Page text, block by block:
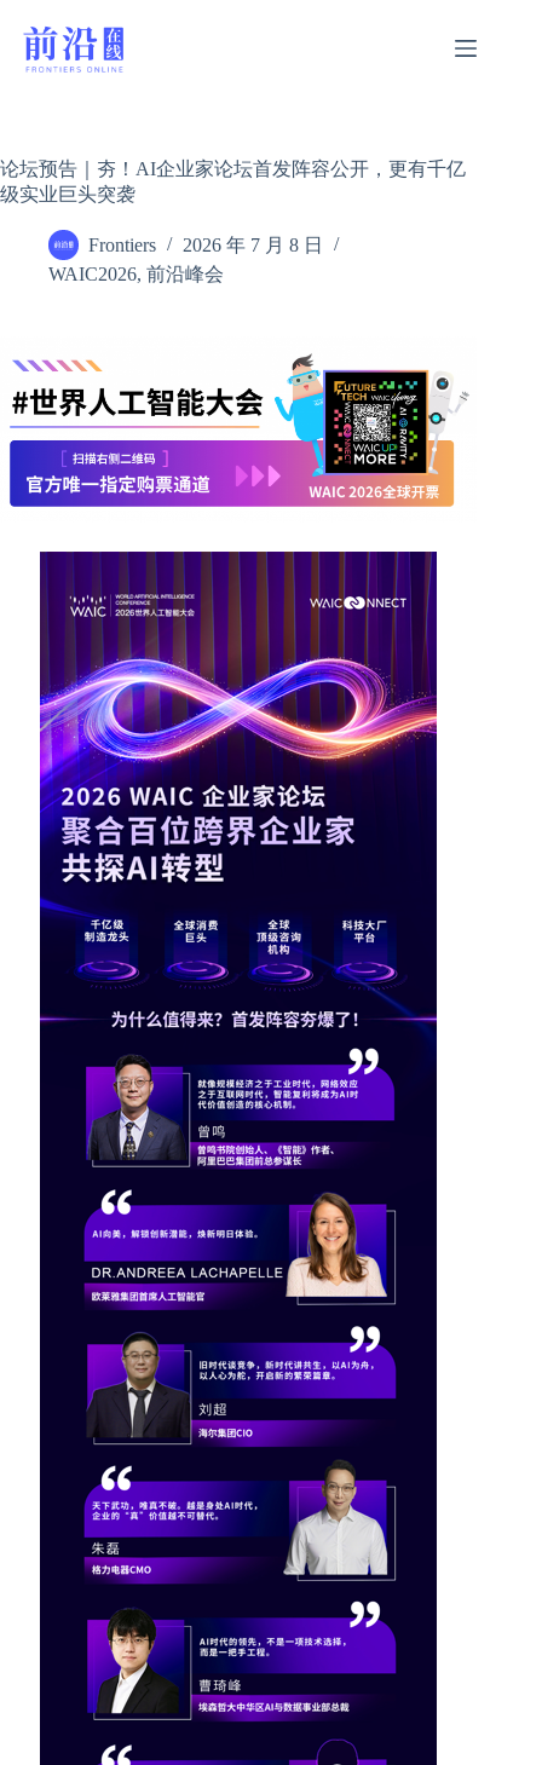
论坛预告｜夯！AI企业家论坛首发阵容公开，更有千亿
级实业巨头突袭
Frontiers
2026 年 7 月 8 日
WAIC2026, 前沿峰会